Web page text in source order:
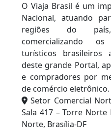
O Viaja Brasil é um
Nacional, atuando
regiões do
comercializando
turísticos brasileiros
deste grande Portal,
e compradores por
de comércio eletrônico.
Setor Comercial
Sala 417 – Torre Norte
Norte, Brasília-DF